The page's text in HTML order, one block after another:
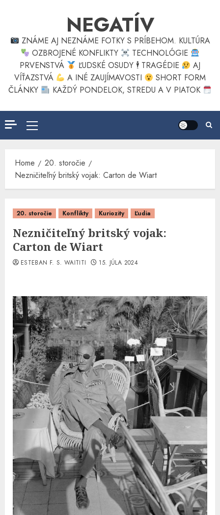
NEGATÍV
ZNÁME AJ NEZNÁME FOTKY S PRÍBEHOM. KULTÚRA
OZBROJENÉ KONFLIKTY
TECHNOLÓGIE
PRVENSTVÁ
ĽUDSKÉ OSUDY 🕴TRAGÉDIE
AJ
VÍŤAZSTVÁ
A INÉ ZAUJÍMAVOSTI
SHORT FORM
ČLÁNKY
KAŽDÝ PONDELOK, STREDU A V PIATOK
Primary
Menu
Home
20. storočie
Nezničiteľný britský vojak: Carton de Wiart
20. storočie Konflikty Kuriozity Ľudia
Nezničiteľný britský vojak:
Carton de Wiart
ESTEBAN F. S. WAITITI 15. JÚLA 2024